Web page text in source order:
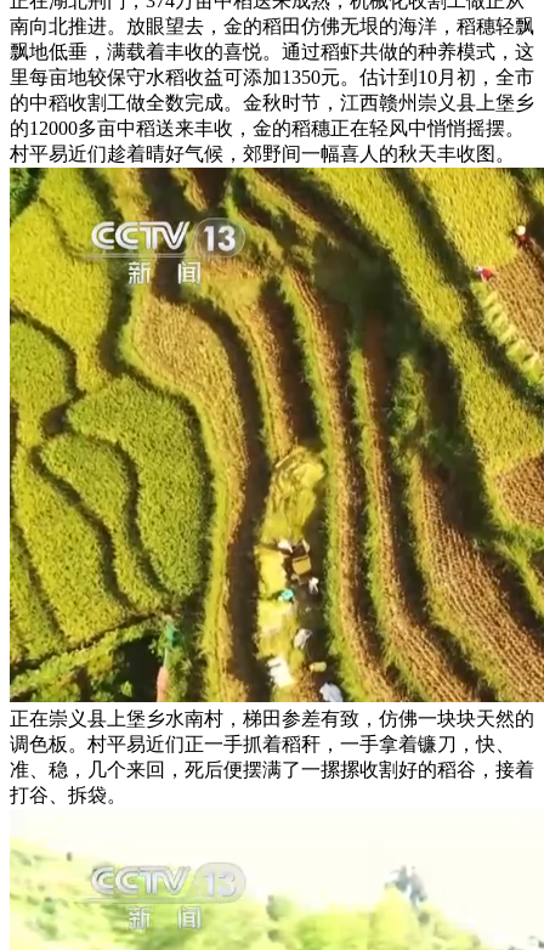
南向北推进。放眼望去，金的稻田仿佛无垠的海洋，稻穗轻飘
飘地低垂，满载着丰收的喜悦。通过稻虾共做的种养模式，这
里每亩地较保守水稻收益可添加1350元。估计到10月初，全市
的中稻收割工做全数完成。金秋时节，江西赣州崇义县上堡乡
的12000多亩中稻送来丰收，金的稻穗正在轻风中悄悄摇摆。
村平易近们趁着晴好气候，郊野间一幅喜人的秋天丰收图。
正在崇义县上堡乡水南村，梯田参差有致，仿佛一块块天然的
调色板。村平易近们正一手抓着稻秆，一手拿着镰刀，快、
准、稳，几个来回，死后便摆满了一摞摞收割好的稻谷，接着
打谷、拆袋。